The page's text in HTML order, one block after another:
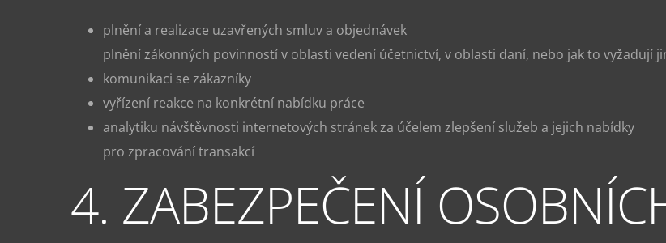
plnění a realizace uzavřených smluv a objednávek
plnění zákonných povinností v oblasti vedení účetnictví, v oblasti daní, nebo jak to vyžadují
komunikaci se zákazníky
vyřízení reakce na konkrétní nabídku práce
analytiku návštěvnosti internetových stránek za účelem zlepšení služeb a jejich nabídky
pro zpracování transakcí
4. ZABEZPEČENÍ